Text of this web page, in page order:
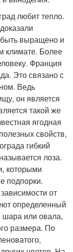
любит тепло.
выращено и
климате. Более
Франция
Это связано с
Ведь
он является
такой же
ягодная
свойств,
гибкий
лоза.
которыми
подпорки.
от
определенный
или овала,
размера. По